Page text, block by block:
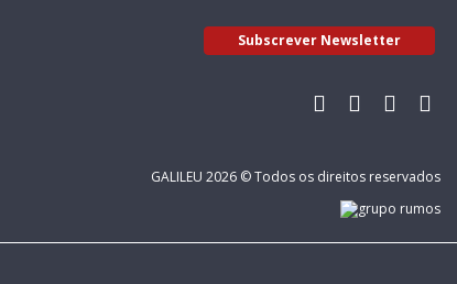
Subscrever Newsletter
GALILEU 2026 © Todos os direitos reservados